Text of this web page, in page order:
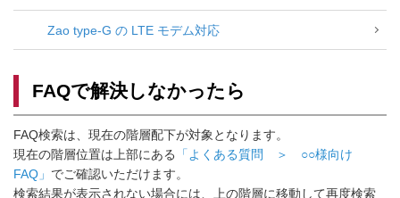
Zao type-G の LTE モデム対応
FAQで解決しなかったら
FAQ検索は、現在の階層配下が対象となります。
現在の階層位置は上部にある
「よくある質問 ＞ ○○様向け
FAQ」 でご確認いただけます。
検索結果が表示されない場合には、上の階層に移動して再度検索